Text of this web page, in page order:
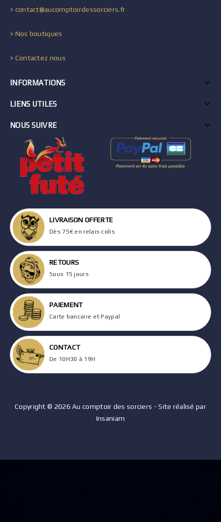
> contact@aucomptoirdessorciers.fr
> Nos boutiques
> Contactez nous
INFORMATIONS
LIENS UTILES
NOUS SUIVRE
LIVRAISON OFFERTE
Dès 75€ en relais colis
RETOURS
Sous 15 jours
PAIEMENT
Carte bancaire et Paypal
CONTACT
De 10H30 à 19H
Copyright © 2026 Au comptoir des sorciers - Site réalisé par
Insaniam